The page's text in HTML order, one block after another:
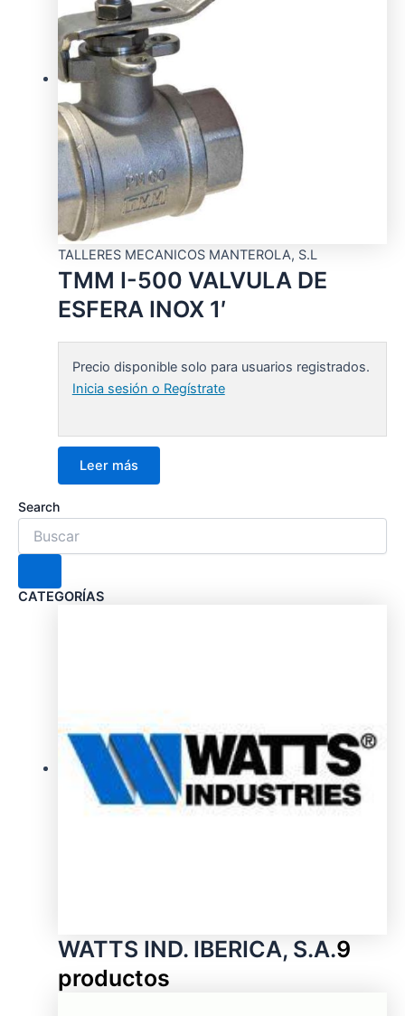
TALLERES MECANICOS MANTEROLA, S.L
TMM I-500 VALVULA DE
ESFERA INOX 1′
Precio disponible solo para usuarios registrados.
Inicia sesión o Regístrate
Leer más
Search
CATEGORÍAS
WATTS IND. IBERICA, S.A.9
productos